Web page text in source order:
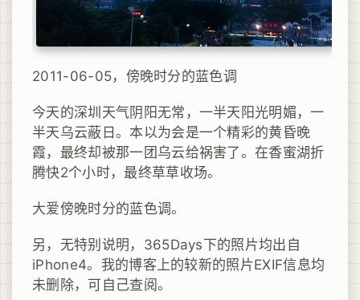
2011-06-05，傍晚时分的蓝色调
今天的深圳天气阴阳无常，一半天阳光明媚，一
半天乌云蔽日。本以为会是一个精彩的黄昏晚
霞，最终却被那一团乌云给祸害了。在香蜜湖折
腾快2个小时，最终草草收场。
大爱傍晚时分的蓝色调。
另，无特别说明，365Days下的照片均出自
iPhone4。我的博客上的较新的照片EXIF信息均
未删除，可自己查阅。